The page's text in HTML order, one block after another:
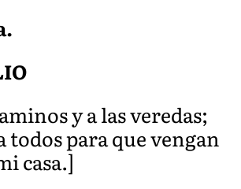
y a las veredas;
todos para que vengan
casa.]